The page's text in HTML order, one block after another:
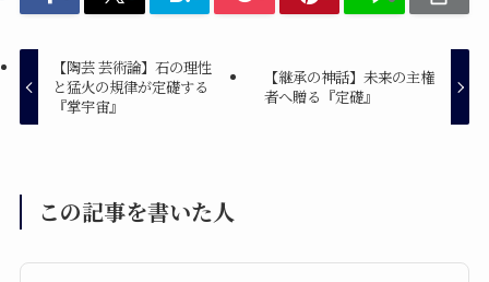
【陶芸 芸術論】石の理性
と猛火の規律が定礎する
『掌宇宙』
【継承の神話】未来の主権
者へ贈る『定礎』
この記事を書いた人